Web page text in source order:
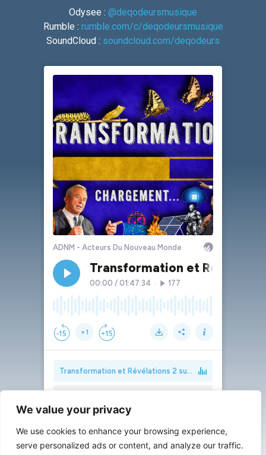
We value your privacy
We use cookies to enhance your browsing experience,
serve personalized ads or content, and analyze our traffic.
Odysee : @deqodeursmusique
Rumble : rumble.com/c/deqodeursmusique
SoundCloud : soundcloud.com/deqodeurs